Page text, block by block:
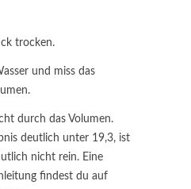
trocken.
und miss das
durch das Volumen.
deutlich unter 19,3, ist
nicht rein. Eine
findest du auf